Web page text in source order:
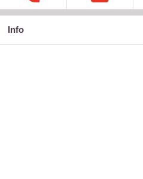
Info